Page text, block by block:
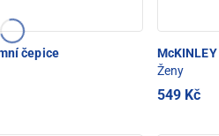
čepice
McKINLEY
Ženy
549 Kč